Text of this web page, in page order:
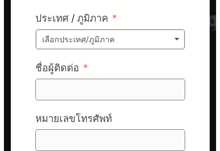
ประเทศ / ภูมิภาค
เลือกประเทศ/ภูมิภาค
ชื่อผู้ติดต่อ
หมายเลขโทรศัพท์